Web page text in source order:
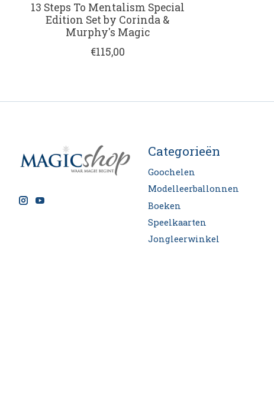
13 Steps To Mentalism Special
Edition Set by Corinda &
Murphy's Magic
€115,00
Categorieën
Goochelen
Modelleerballonnen
Boeken
Speelkaarten
Jongleerwinkel